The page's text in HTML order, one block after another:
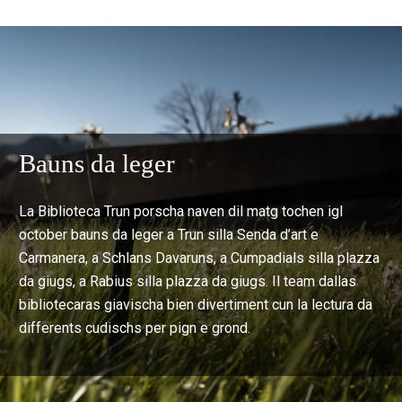
Bauns da leger
La Biblioteca Trun porscha naven dil matg tochen igl
october bauns da leger a Trun silla Senda d’art e
Carmanera, a Schlans Davaruns, a Cumpadials silla plazza
da giugs, a Rabius silla plazza da giugs. Il team dallas
bibliotecaras giavischa bien divertiment cun la lectura da
differents cudischs per pign e grond.